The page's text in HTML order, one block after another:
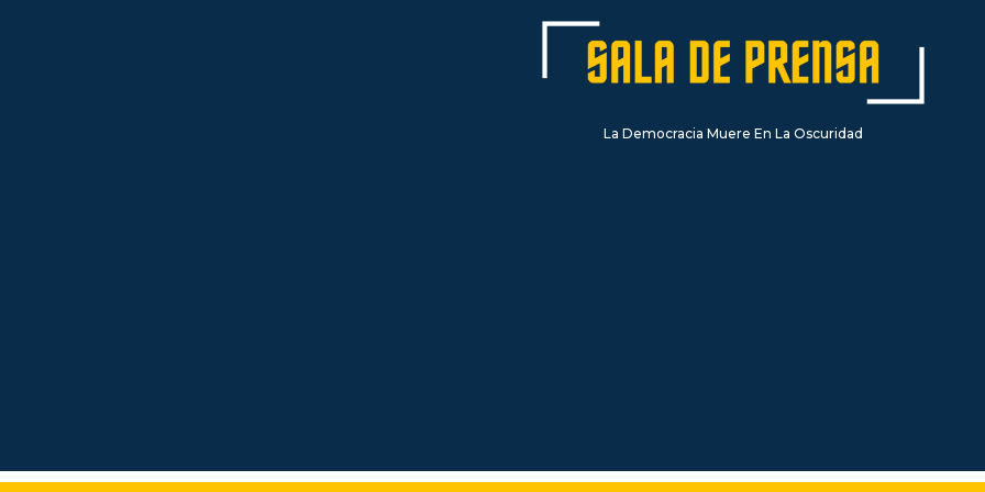
La Democracia Muere En La Oscuridad